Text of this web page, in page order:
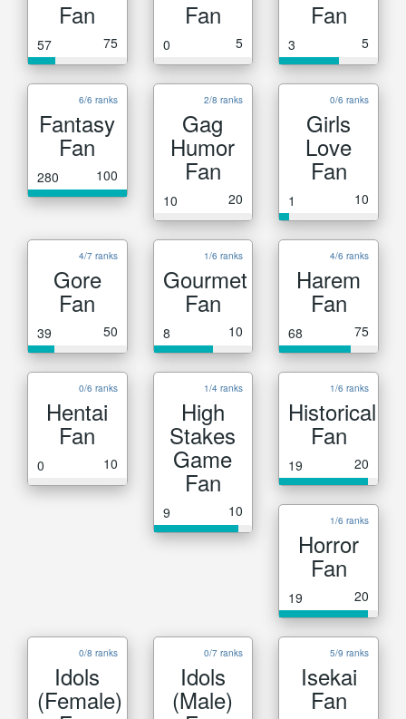
Fan
57 75
Fan
0 5
Fan
3 5
6/6 ranks
Fantasy
Fan
280 100
2/8 ranks
Gag
Humor
Fan
10 20
0/6 ranks
Girls
Love
Fan
1 10
4/7 ranks
Gore
Fan
39 50
1/6 ranks
Gourmet
Fan
8 10
4/6 ranks
Harem
Fan
68 75
0/6 ranks
Hentai
Fan
0 10
1/4 ranks
High
Stakes
Game
Fan
9 10
1/6 ranks
Historical
Fan
19 20
1/6 ranks
Horror
Fan
19 20
0/8 ranks
Idols
(Female)
0/7 ranks
Idols
(Male)
5/9 ranks
Isekai
Fan